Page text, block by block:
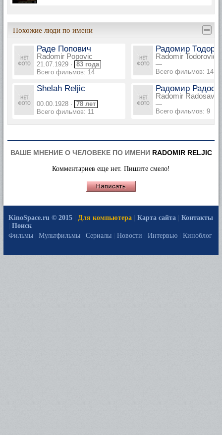
Похожие люди по имени
Раде Попович
Radomir Popovic
21.07.1929 · 83 года
Всего фильмов: 14
Радомир
Radomir Todorovic
—
Всего фильмов: 14
Shelah Reljic
00.00.1928 · 78 лет
Всего фильмов: 11
Радомир
Radomir
—
Всего фильмов: 9
ВАШЕ МНЕНИЕ О ЧЕЛОВЕКЕ ПО ИМЕНИ RADOMIR RELJIC
Комментариев еще нет. Пишите смело!
KinoSpace.ru © 2015 Для компьютера Карта сайта
Контакты
Поиск
Фильмы
Мультфильмы Сериалы Новости Интервью Киноблог